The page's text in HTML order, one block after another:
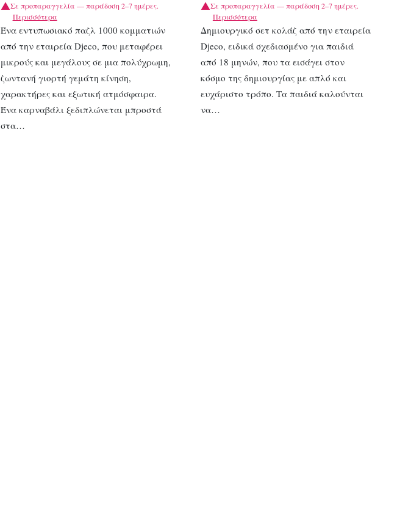
Σε προπαραγγελία — παράδοση 2–7 ημέρες.
Περισσότερα
Ένα εντυπωσιακό παζλ 1000 κομματιών
από την εταιρεία Djeco, που μεταφέρει
μικρούς και μεγάλους σε μια πολύχρωμη,
ζωντανή γιορτή γεμάτη κίνηση,
χαρακτήρες και εξωτική ατμόσφαιρα.
Ένα καρναβάλι ξεδιπλώνεται μπροστά
στα…
Σε προπαραγγελία — παράδοση 2–7 ημέρες.
Περισσότερα
Δημιουργικό σετ κολάζ από την εταιρεία
Djeco, ειδικά σχεδιασμένο για παιδιά
από 18 μηνών, που τα εισάγει στον
κόσμο της δημιουργίας με απλό και
ευχάριστο τρόπο. Τα παιδιά καλούνται
να…